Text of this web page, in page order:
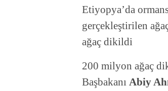
Etiyopya’da
gerçekleştirilen
ağaç dikildi
200 milyon ağaç
Başbakanı Abiy